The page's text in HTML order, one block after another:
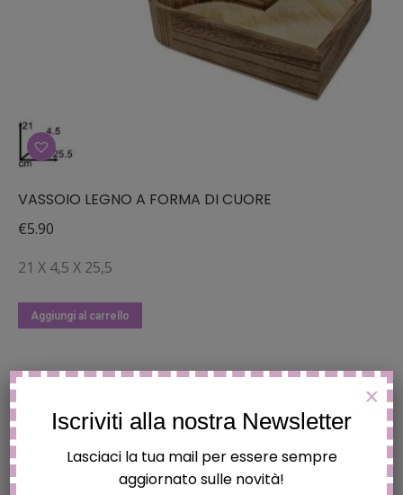
VASSOIO LEGNO A FORMA DI CUORE
€5.90
21 X 4,5 X 25,5
Aggiungi al carrello
Iscriviti alla nostra Newsletter
Lasciaci la tua mail per essere sempre
aggiornato sulle novità!
X